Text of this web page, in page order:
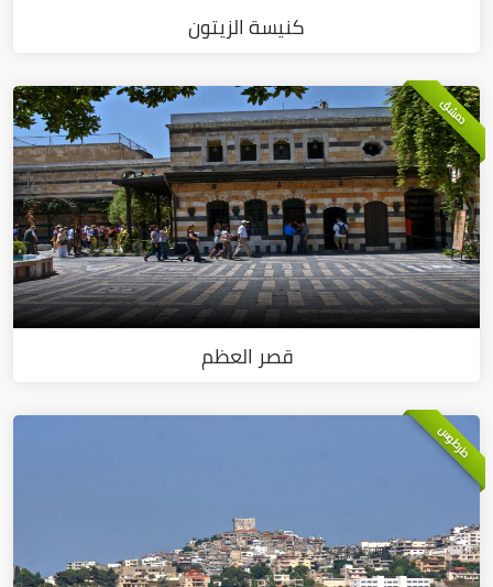
كنيسة الزيتون
دمشق
قصر العظم
طرطوس